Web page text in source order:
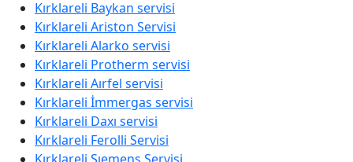
Kırklareli Baykan servisi
Kırklareli Ariston Servisi
Kırklareli Alarko servisi
Kırklareli Protherm servisi
Kırklareli Aırfel servisi
Kırklareli İmmergas servisi
Kırklareli Daxı servisi
Kırklareli Ferolli Servisi